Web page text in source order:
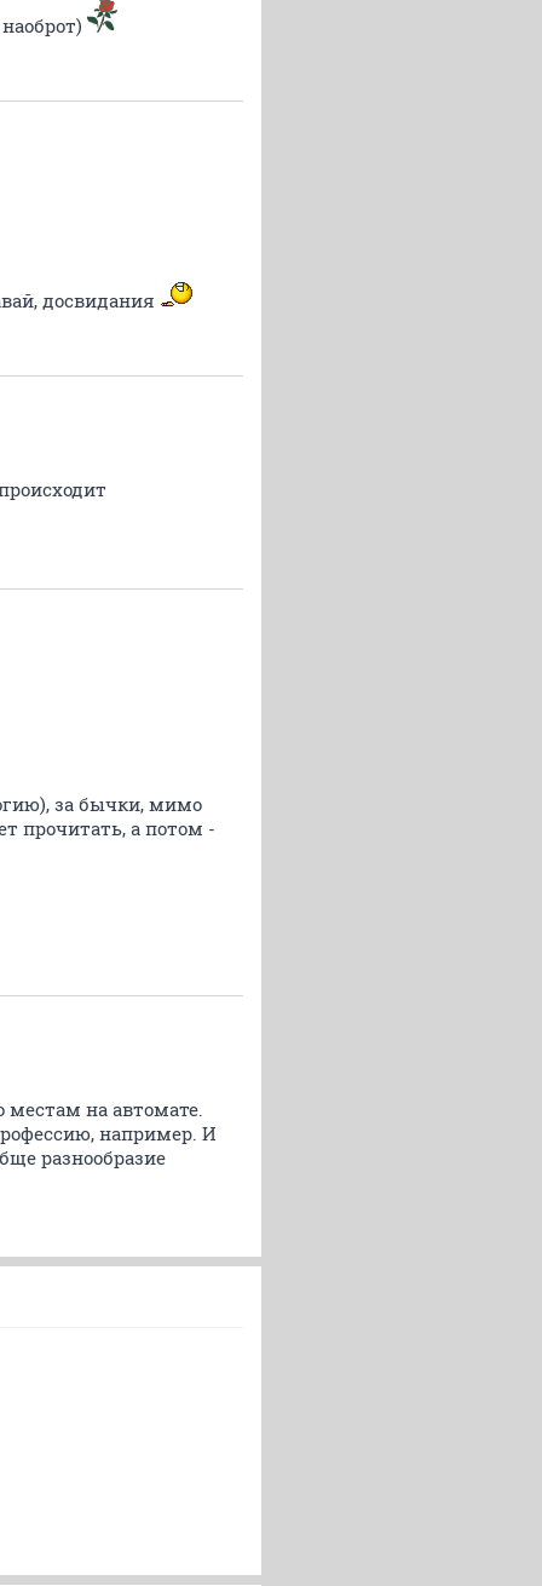
досвидания
за бычки, мимо
прочитать, а потом -
местам на автомате.
например. И
разнообразие